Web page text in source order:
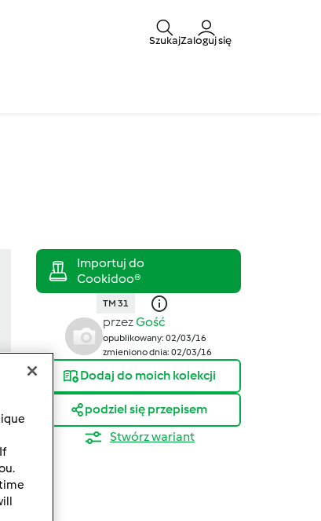
SzukajZaloguj się
TM 31
przezGość
opublikowany: 02/03/16
zmieniono dnia: 02/03/16
Dodaj do moich kolekcji
podziel się przepisem
Stwórz wariant